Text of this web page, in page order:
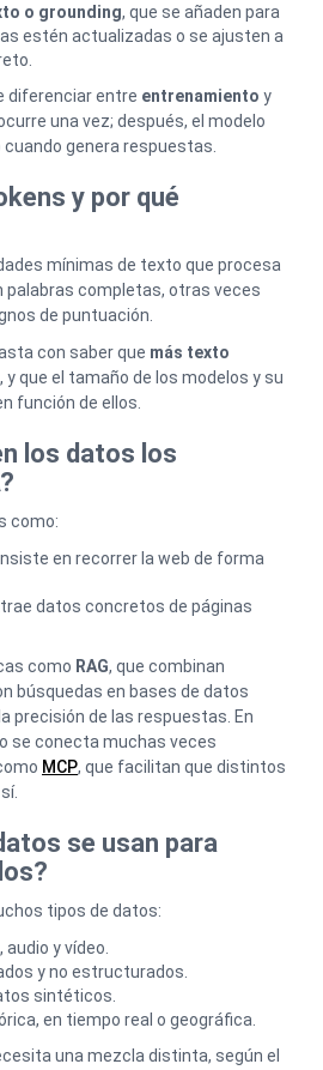
o grounding, que se añaden para
estén actualizadas o se ajusten a
diferenciar entre entrenamiento y
una vez; después, el modelo
genera respuestas.
y por qué
mínimas de texto que procesa
palabras completas, otras veces
de puntuación.
con saber que más texto
, y que el tamaño de los modelos y su
función de ellos.
los datos los
como:
en recorrer la web de forma
datos concretos de páginas
como RAG, que combinan
búsquedas en bases de datos
precisión de las respuestas. En
se conecta muchas veces
MCP, que facilitan que distintos
se usan para
tipos de datos:
y vídeo.
y no estructurados.
sintéticos.
en tiempo real o geográfica.
una mezcla distinta, según el